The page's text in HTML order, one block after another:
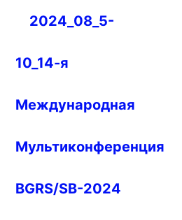
Навигация
записям
2024_08_5-
10_14-я
Международная
Мультиконференция
BGRS/SB-2024